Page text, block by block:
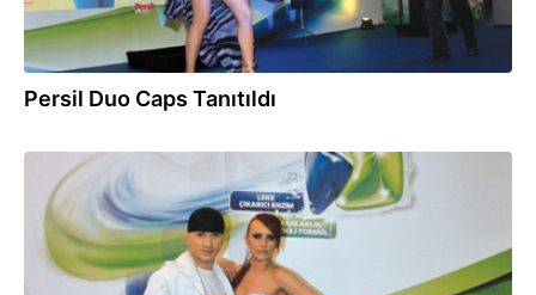
Persil Duo Caps Tanıtıldı
05.03.2013